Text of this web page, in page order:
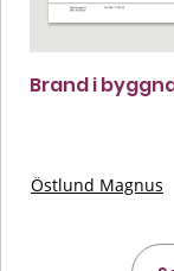
Brand i
Östlund Magnus